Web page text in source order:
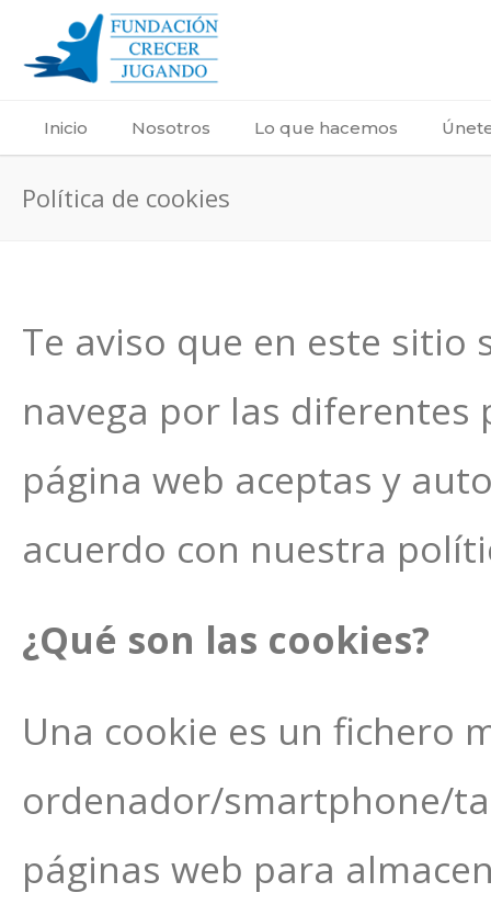
Inicio Nosotros Lo que hacemos
Política de cookies
Te aviso que en este
navega por las
página web aceptas y
acuerdo con nuestra
¿Qué son las cookies?
Una cookie es un fichero
ordenador/smartphone/
páginas web para